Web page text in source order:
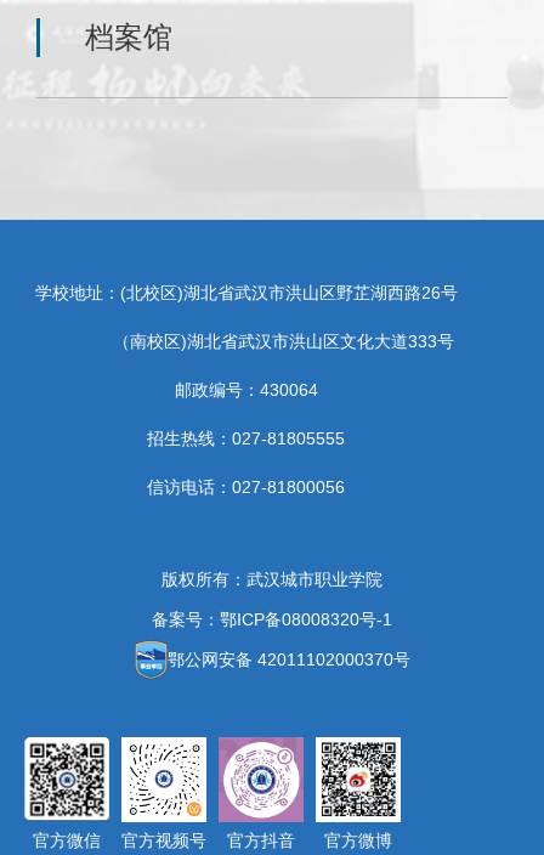
档案馆
学校地址：(北校区)湖北省武汉市洪山区野芷湖西路26号
（南校区)湖北省武汉市洪山区文化大道333号
邮政编号：430064
招生热线：027-81805555
信访电话：027-81800056
版权所有：武汉城市职业学院
备案号：鄂ICP备08008320号-1
鄂公网安备 42011102000370号
官方微信 官方视频号 官方抖音 官方微博